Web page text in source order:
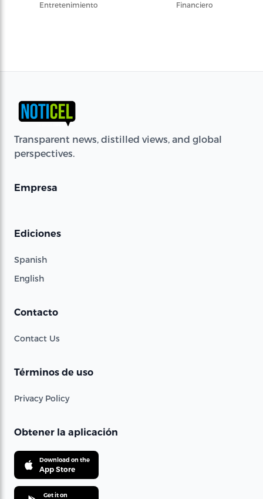
Entretenimiento
Financiero
Transparent news, distilled views, and global
perspectives.
Empresa
Ediciones
Spanish
English
Contacto
Contact Us
Términos de uso
Privacy Policy
Obtener la aplicación
Download on the
App Store
Get it on